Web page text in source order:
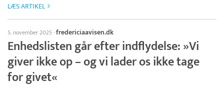
LÆS ARTIKEL
5. november 2025·fredericiaavisen.dk
Enhedslisten går efter indflydelse: »Vi
giver ikke op – og vi lader os ikke tage
for givet«